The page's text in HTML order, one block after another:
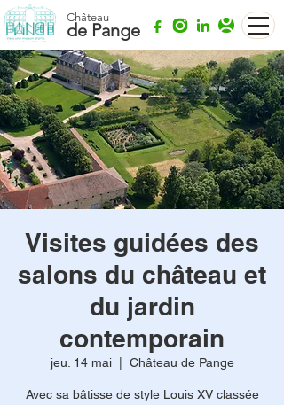
Château
de Pange
Visites guidées des
salons du château et
du jardin
contemporain
jeu. 14 mai
  |
Château de Pange
Avec sa bâtisse de style Louis XV classée